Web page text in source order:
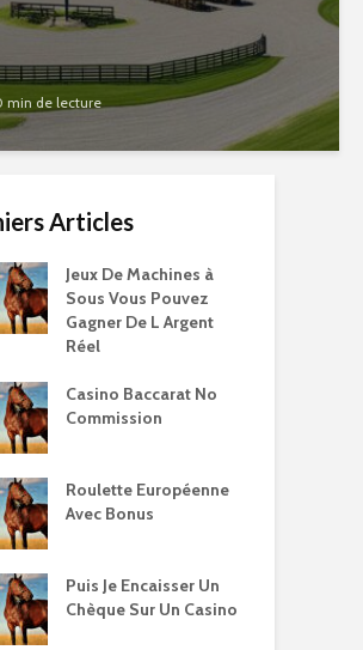
min de lecture
Articles
Jeux De Machines à
Sous Vous Pouvez
Gagner De L Argent
Réel
Casino Baccarat No
Commission
Roulette Européenne
Avec Bonus
Puis Je Encaisser Un
Chèque Sur Un Casino